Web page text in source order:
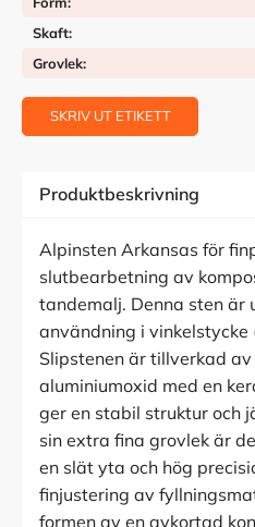
Skaft
Grovlek
SKRIV UT ETIKETT
Produktbeskrivning
Alpinsten Arkansas för
slutbearbetning av
tandemalj. Denna sten är
användning i
Slipstenen är tillverkad
aluminiumoxid med en
ger en stabil struktur och
sin extra fina grovlek är
en slät yta och hög
finjustering av
formen av en avkortad